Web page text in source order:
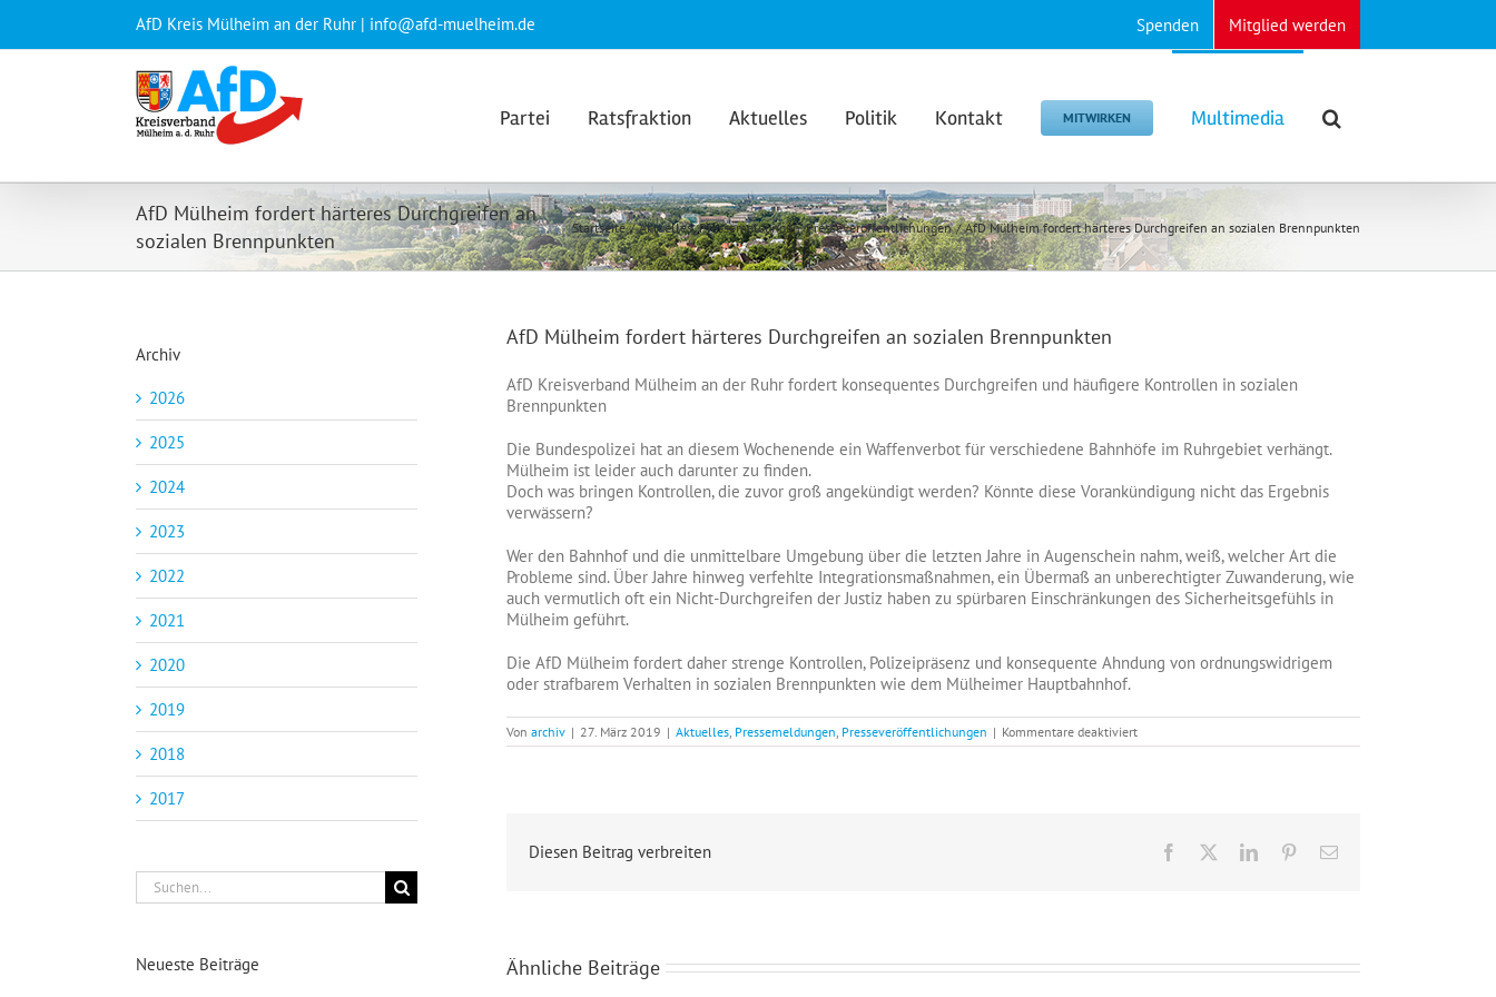
springen
AfD Kreis Mülheim an der Ruhr | info@afd-muelheim.de Spenden Mitglied werden
Partei Ratsfraktion Aktuelles Politik Kontakt MITWIRKEN Multimedia
AfD Mülheim fordert härteres Durchgreifen an
sozialen Brennpunkten
Startseite Aktuelles Pressemeldungen Presseveröffentlichungen AfD Mülheim fordert härteres Durchgreifen an sozialen Brennpunkten
AfD Mülheim fordert härteres Durchgreifen an sozialen Brennpunkten
AfD Kreisverband Mülheim an der Ruhr fordert konsequentes Durchgreifen und häufigere Kontrollen in sozialen
Brennpunkten
Die Bundespolizei hat an diesem Wochenende ein Waffenverbot für verschiedene Bahnhöfe im Ruhrgebiet verhängt.
Mülheim ist leider auch darunter zu finden.
Doch was bringen Kontrollen, die zuvor groß angekündigt werden? Könnte diese Vorankündigung nicht das Ergebnis
verwässern?
Wer den Bahnhof und die unmittelbare Umgebung über die letzten Jahre in Augenschein nahm, weiß, welcher Art die
Probleme sind. Über Jahre hinweg verfehlte Integrationsmaßnahmen, ein Übermaß an unberechtigter Zuwanderung, wie
auch vermutlich oft ein Nicht-Durchgreifen der Justiz haben zu spürbaren Einschränkungen des Sicherheitsgefühls in
Mülheim geführt.
Die AfD Mülheim fordert daher strenge Kontrollen, Polizeipräsenz und konsequente Ahndung von ordnungswidrigem
oder strafbarem Verhalten in sozialen Brennpunkten wie dem Mülheimer Hauptbahnhof.
Von archiv | 27. März 2019 | Aktuelles Pressemeldungen Presseveröffentlichungen | Kommentare deaktiviertfür
AfD
sozialen
Brennpunkten
Diesen Beitrag verbreiten Facebook LinkedInPinterest
E-
Ähnliche Beiträge
Archiv
2026
2025
2024
2023
2022
2021
2020
2019
2018
2017
Suche
nach:
Neueste Beiträge